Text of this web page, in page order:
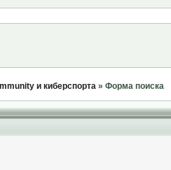
и киберспорта» Форма поиска